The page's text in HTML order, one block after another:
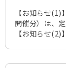
【お知らせ
開催分）は、
【お知らせ